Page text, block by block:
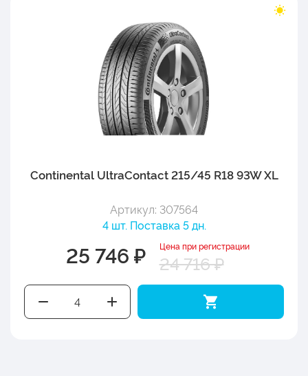
Continental UltraContact 215/45 R18 93W XL
Артикул: 307564
4 шт. Поставка 5 дн.
25 746 ₽ Цена при регистрации
24 716 ₽